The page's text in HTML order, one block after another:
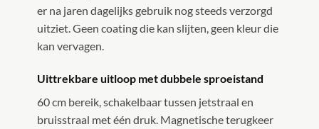
er na jaren dagelijks gebruik nog steeds verzorgd
uitziet. Geen coating die kan slijten, geen kleur die
kan vervagen.
Uittrekbare uitloop met dubbele sproeistand
60 cm bereik, schakelbaar tussen jetstraal en
bruisstraal met één druk. Magnetische terugkeer